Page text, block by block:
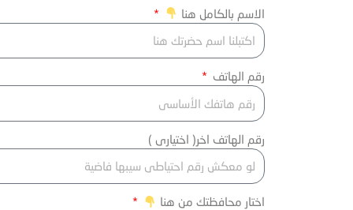
الاسم بالكامل هنا
رقم الهاتف
رقم الهاتف اخر( اختيارى )
اختار محافظتك من هنا